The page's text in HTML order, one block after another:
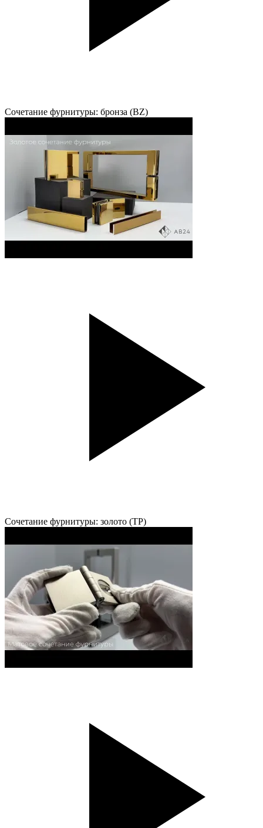
Сочетание фурнитуры: бронза (BZ)
Сочетание фурнитуры: золото (TP)